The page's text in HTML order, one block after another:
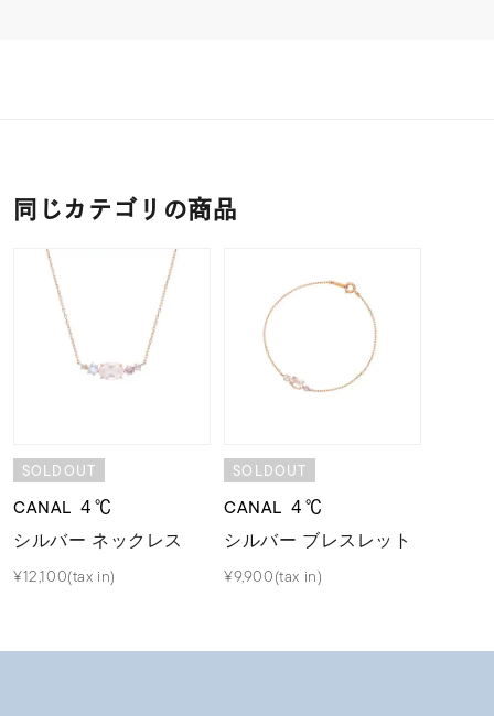
同じカテゴリの商品
SOLDOUT
CANAL ４℃
シルバー ネックレス
¥12,100(tax in)
SOLDOUT
CANAL ４℃
シルバー ブレスレット
¥9,900(tax in)